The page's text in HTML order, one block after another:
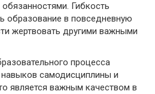
Гибкость
образование в повседневную
жертвовать другими важными
процесса
самодисциплины и
является важным качеством в